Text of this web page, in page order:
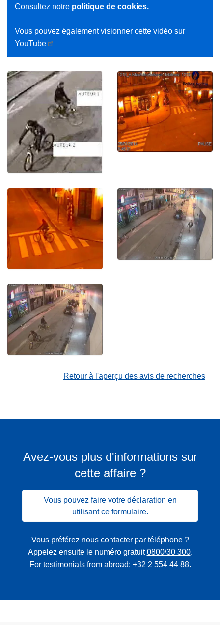
Consultez notre politique de cookies.
Vous pouvez également visionner cette vidéo sur
YouTube
Retour à l'aperçu des avis de recherches
Avez-vous plus d'informations sur
cette affaire ?
Vous pouvez faire votre déclaration en
utilisant ce formulaire.
Vous préférez nous contacter par téléphone ?
Appelez ensuite le numéro gratuit0800/30 300.
For testimonials from abroad: +32 2 554 44 88.